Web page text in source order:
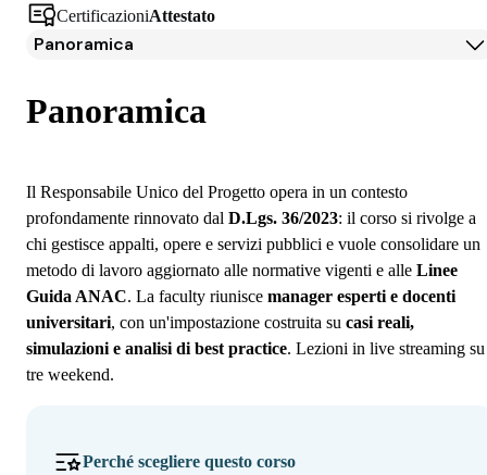
CertificazioniAttestato
Panoramica
Programma
Iscrizione
Panoramica
Il Responsabile Unico del Progetto opera in un contesto
profondamente rinnovato dal D.Lgs. 36/2023: il corso si rivolge a
chi gestisce appalti, opere e servizi pubblici e vuole consolidare un
metodo di lavoro aggiornato alle normative vigenti e alle Linee
Guida ANAC. La faculty riunisce manager esperti e docenti
universitari, con un'impostazione costruita su casi reali,
simulazioni e analisi di best practice. Lezioni in live streaming su
tre weekend.
Perché scegliere questo corso